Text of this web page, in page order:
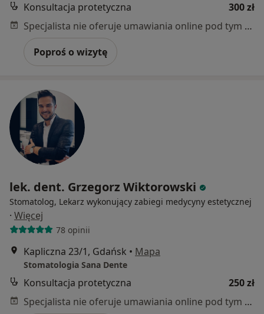
Konsultacja protetyczna
300 zł
Specjalista nie oferuje umawiania online pod tym adresem.
Poproś o wizytę
lek. dent. Grzegorz Wiktorowski
Stomatolog, Lekarz wykonujący zabiegi medycyny estetycznej
· Więcej
78 opinii
Kapliczna 23/1, Gdańsk • Mapa
Stomatologia Sana Dente
Konsultacja protetyczna
250 zł
Specjalista nie oferuje umawiania online pod tym adresem.